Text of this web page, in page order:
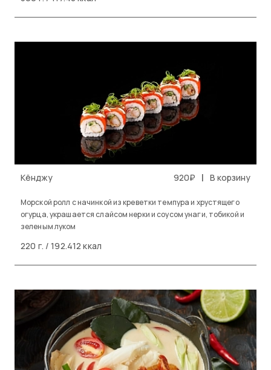
Кёнджу 920₽ | В корзину
Морской ролл с начинкой из креветки темпура и хрустящего
огурца, украшается слайсом нерки и соусом унаги, тобикой и
зеленым луком
220 г. / 192.412 ккал